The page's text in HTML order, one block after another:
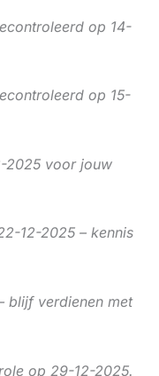
op 14-
op 15-
2025 voor jouw
12-2025 – kennis
blijf verdienen met
op 29-12-2025.